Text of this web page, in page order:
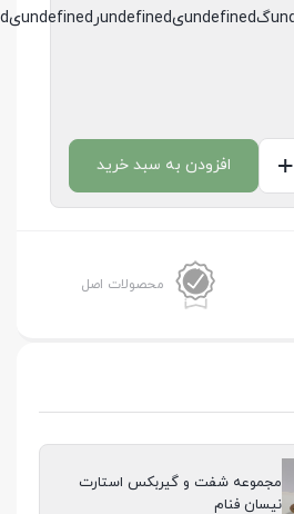
+ افزودن به سبد خرید
محصولات اصل
مجموعه شفت و گیربکس استارت
نیسان فنام